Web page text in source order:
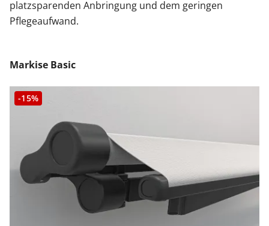
platzsparenden Anbringung und dem geringen
Pflegeaufwand.
Markise Basic
-15%